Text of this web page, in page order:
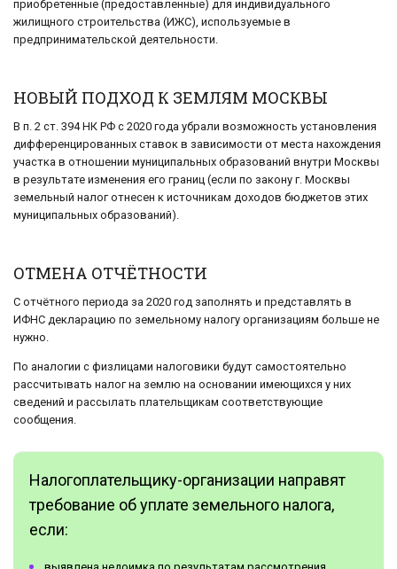
приобретенные (предоставленные) для индивидуального
жилищного строительства (ИЖС), используемые в
предпринимательской деятельности.
НОВЫЙ ПОДХОД К ЗЕМЛЯМ МОСКВЫ
В п. 2 ст. 394 НК РФ с 2020 года убрали возможность установления
дифференцированных ставок в зависимости от места нахождения
участка в отношении муниципальных образований внутри Москвы
в результате изменения его границ (если по закону г. Москвы
земельный налог отнесен к источникам доходов бюджетов этих
муниципальных образований).
ОТМЕНА ОТЧЁТНОСТИ
С отчётного периода за 2020 год заполнять и представлять в
ИФНС декларацию по земельному налогу организациям больше не
нужно.
По аналогии с физлицами налоговики будут самостоятельно
рассчитывать налог на землю на основании имеющихся у них
сведений и рассылать плательщикам соответствующие
сообщения.
Налогоплательщику-организации направят
требование об уплате земельного налога,
если: